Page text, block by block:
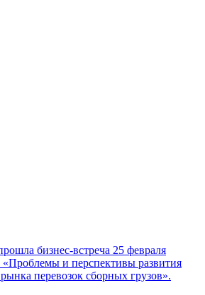
бизнес-встреча 25 февраля
«Проблемы и перспективы развития
перевозок сборных грузов».